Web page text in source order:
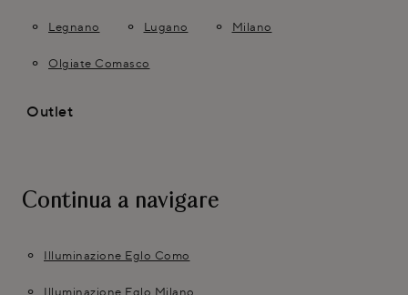
Legnano Lugano Milano
Olgiate Comasco
Outlet
Continua a navigare
Illuminazione Eglo Como
Illuminazione Eglo Milano